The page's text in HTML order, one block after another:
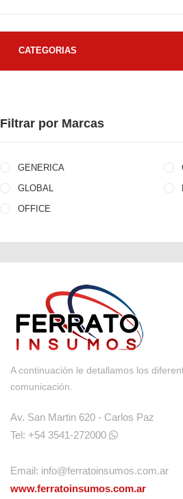
CATEGORIAS
Filtrar por Marcas
GENERICA
GLOBAL
OFFICE
A continuación le detallamos los
comunicación.
Av. San Martin 620 - Carlos Paz
Tel: +54 3541-272000
Email: info@ferratoinsumos.com.ar
www.ferratoinsumos.com.ar